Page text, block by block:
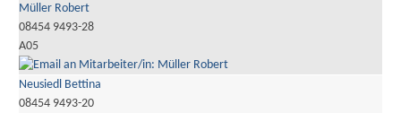
Müller Robert
08454 9493-28
A05
Neusiedl Bettina
08454 9493-20